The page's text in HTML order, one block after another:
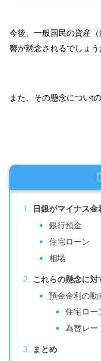
今後、一般国民の資産
響が懸念されるでしょう
また、その懸念についt
日銀がマイナス
銀行預金
住宅ローン
相場
これらの懸念に対
預金金利の動
住宅ロー
為替レー
まとめ